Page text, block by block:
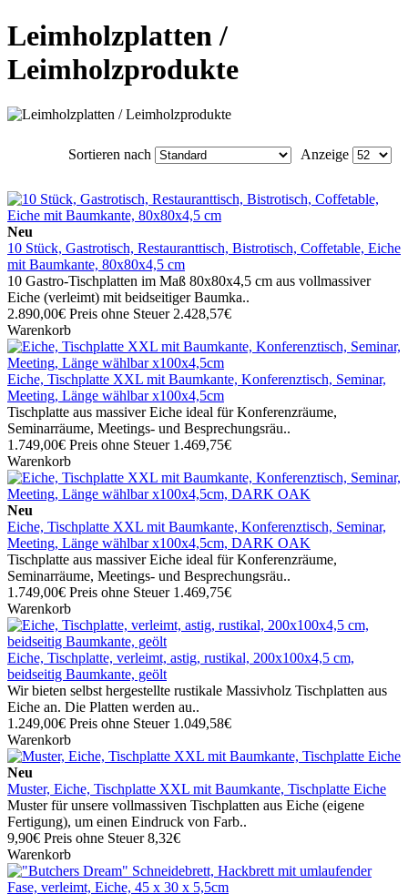
Leimholzplatten /
Leimholzprodukte
Anzeige
Sortieren nach
Neu
10 Stück, Gastrotisch, Restauranttisch, Bistrotisch, Coffetable, Eiche
mit Baumkante, 80x80x4,5 cm
10 Gastro-Tischplatten im Maß 80x80x4,5 cm aus vollmassiver
Eiche (verleimt) mit beidseitiger Baumka..
2.890,00€ Preis ohne Steuer 2.428,57€
Warenkorb
Eiche, Tischplatte XXL mit Baumkante, Konferenztisch, Seminar,
Meeting, Länge wählbar x100x4,5cm
Tischplatte aus massiver Eiche ideal für Konferenzräume,
Seminarräume, Meetings- und Besprechungsräu..
1.749,00€ Preis ohne Steuer 1.469,75€
Warenkorb
Neu
Eiche, Tischplatte XXL mit Baumkante, Konferenztisch, Seminar,
Meeting, Länge wählbar x100x4,5cm, DARK OAK
Tischplatte aus massiver Eiche ideal für Konferenzräume,
Seminarräume, Meetings- und Besprechungsräu..
1.749,00€ Preis ohne Steuer 1.469,75€
Warenkorb
Eiche, Tischplatte, verleimt, astig, rustikal, 200x100x4,5 cm,
beidseitig Baumkante, geölt
Wir bieten selbst hergestellte rustikale Massivholz Tischplatten aus
Eiche an. Die Platten werden au..
1.249,00€ Preis ohne Steuer 1.049,58€
Warenkorb
Neu
Muster, Eiche, Tischplatte XXL mit Baumkante, Tischplatte Eiche
Muster für unsere vollmassiven Tischplatten aus Eiche (eigene
Fertigung), um einen Eindruck von Farb..
9,90€ Preis ohne Steuer 8,32€
Warenkorb